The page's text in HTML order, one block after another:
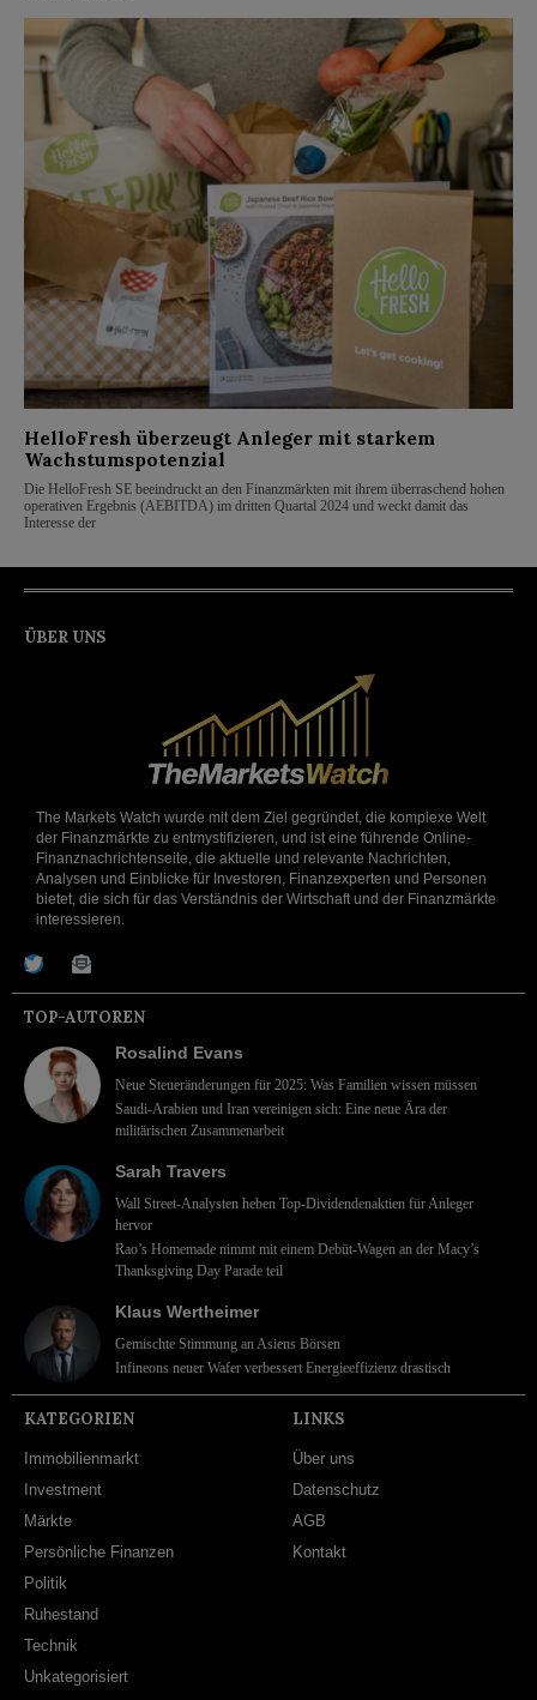
HelloFresh überzeugt Anleger mit starkem
Wachstumspotenzial
Die HelloFresh SE beeindruckt an den Finanzmärkten mit ihrem überraschend hohen
operativen Ergebnis (AEBITDA) im dritten Quartal 2024 und weckt damit das
Interesse der
ÜBER UNS
The Markets Watch wurde mit dem Ziel gegründet, die komplexe Welt
der Finanzmärkte zu entmystifizieren, und ist eine führende Online-
Finanznachrichtenseite, die aktuelle und relevante Nachrichten,
Analysen und Einblicke für Investoren, Finanzexperten und Personen
bietet, die sich für das Verständnis der Wirtschaft und der Finanzmärkte
interessieren.
TOP-AUTOREN
Rosalind Evans
Neue Steueränderungen für 2025: Was Familien wissen müssen
Saudi-Arabien und Iran vereinigen sich: Eine neue Ära der
militärischen Zusammenarbeit
Sarah Travers
Wall Street-Analysten heben Top-Dividendenaktien für Anleger
hervor
Rao’s Homemade nimmt mit einem Debüt-Wagen an der Macy’s
Thanksgiving Day Parade teil
Klaus Wertheimer
Gemischte Stimmung an Asiens Börsen
Infineons neuer Wafer verbessert Energieeffizienz drastisch
KATEGORIEN
Immobilienmarkt
Investment
Märkte
Persönliche Finanzen
Politik
Ruhestand
Technik
Unkategorisiert
LINKS
Über uns
Datenschutz
AGB
Kontakt